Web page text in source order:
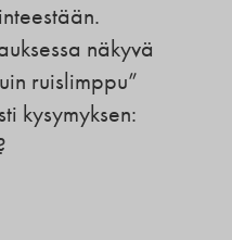
näkyvä
ruislimppu”
kysymyksen: